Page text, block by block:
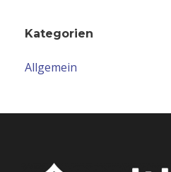
Kategorien
Allgemein